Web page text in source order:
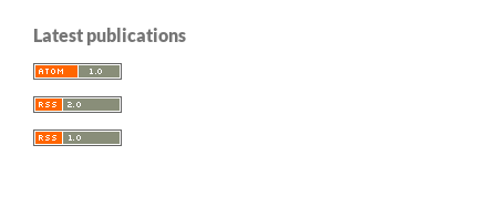
Latest publications